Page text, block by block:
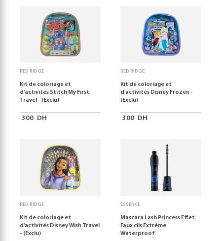
RED RIDGE
Kit de coloriage et
d'activités Stitch My First
Travel - (Exclu)
300 DH
RED RIDGE
Kit de coloriage et
d'activités Disney Frozen -
(Exclu)
300 DH
RED RIDGE
Kit de coloriage et
d'activités Disney Wish Travel
- (Exclu)
ESSENCE
Mascara Lash Princess Effet
Faux cils Extrême
Waterproof